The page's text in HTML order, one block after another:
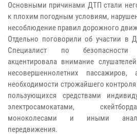
Основными причинами ДТП стали
к плохим погодным условиям,
несоблюдение правил дорожного
Отдельно поговорили об участии в
Специалист по
акцентировала внимание
несовершеннолетних
необходимости строжайшего
пользующихся средствами
электросамокатами,
моноколесами и иными
передвижения.